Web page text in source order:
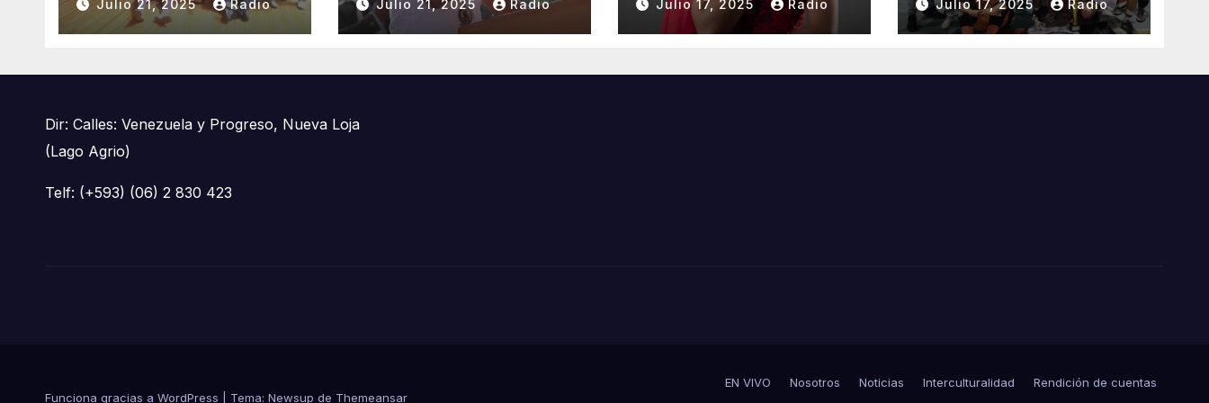
TUNGURAHUA 2025.
Julio 21, 2025 Radio
Gobierno de la
CONAIE 2025–2028.
Julio 21, 2025 Radio
NACIONAL DEL
CAFÉ LA TOQUILLA
Julio 17, 2025 Radio Julio 17, 2025 Radio
Dir: Calles: Venezuela y Progreso, Nueva Loja
(Lago Agrio)
Telf: (+593) (06) 2 830 423
Funciona gracias a WordPress Tema: Newsup de Themeansar
EN VIVO Nosotros Noticias Interculturalidad Rendición de cuentas